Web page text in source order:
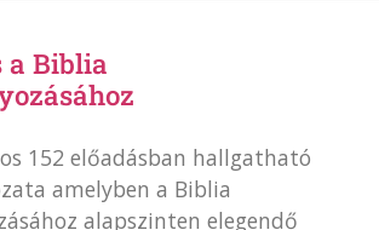
a Biblia
152 előadásban hallgatható
amelyben a Biblia
alapszinten elegendő